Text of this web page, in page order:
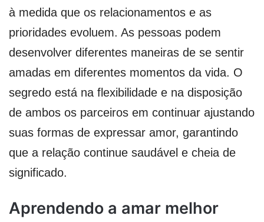
à medida que os relacionamentos e as
prioridades evoluem. As pessoas podem
desenvolver diferentes maneiras de se sentir
amadas em diferentes momentos da vida. O
segredo está na flexibilidade e na disposição
de ambos os parceiros em continuar ajustando
suas formas de expressar amor, garantindo
que a relação continue saudável e cheia de
significado.
Aprendendo a amar melhor